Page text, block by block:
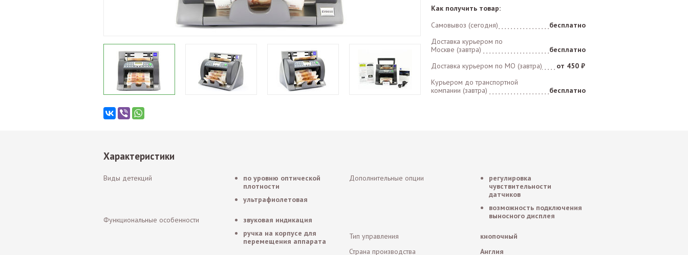
Как получить товар:
Самовывоз (сегодня)
бесплатно
Доставка курьером по
Москве (завтра)
бесплатно
Доставка курьером по MO (завтра)
от 450 ₽
Курьером до транспортной
компании (завтра)
бесплатно
Характеристики
Виды детекций
по уровню оптической
плотности
ультрафиолетовая
Функциональные особенности
звуковая индикация
ручка на корпусе для
перемещения аппарата
Дополнительные опции
регулировка
чувствительности
датчиков
возможность подключения
выносного дисплея
Тип управления
кнопочный
Страна производства
Англия